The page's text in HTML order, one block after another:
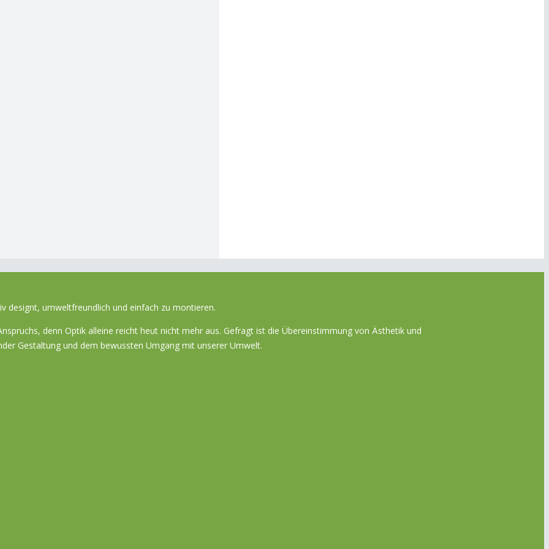
designt, umweltfreundlich und einfach zu montieren.
denn Optik alleine reicht heut nicht mehr aus. Gefragt ist die Übereinstimmung von Ästhetik und
Gestaltung und dem bewussten Umgang mit unserer Umwelt.